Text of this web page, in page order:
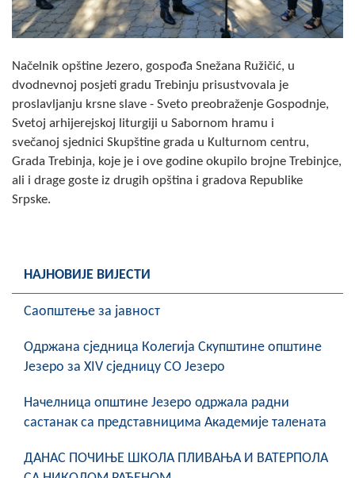
Скупштинско вијеће општине језеро
Службени Гласници
ОПШТИНСКА УПРАВА
ИНФО
Вијести
Обавјештења
COVID 19
Геоистраживања
Načelnik opštine Jezero, gospođa Snežana Ružičić, u
dvodnevnoj posjeti gradu Trebinju prisustvovala je
proslavljanju krsne slave - Sveto preobraženje Gospodnje,
Svetoj arhijerejskoj liturgiji u Sabornom hramu i
svečanoj sjednici Skupštine grada u Kulturnom centru,
Grada Trebinja, koje je i ove godine okupilo brojne Trebinjce,
ali i drage goste iz drugih opština i gradova Republike
Srpske.
НАЈНОВИЈЕ ВИЈЕСТИ
Саопштење за јавност
Oдржана сједница Колегија Скупштине општине
Језеро за XIV сједницу СО Језеро
Начелница општине Језеро одржала радни
састанак са представницима Академије талената
ДАНАС ПОЧИЊЕ ШКОЛА ПЛИВАЊА И ВАТЕРПОЛА